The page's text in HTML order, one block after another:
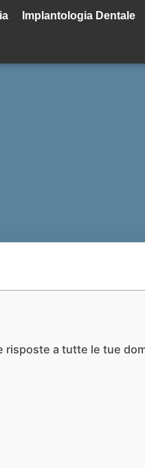
Implantologia Dentale
risposte a tutte le tue